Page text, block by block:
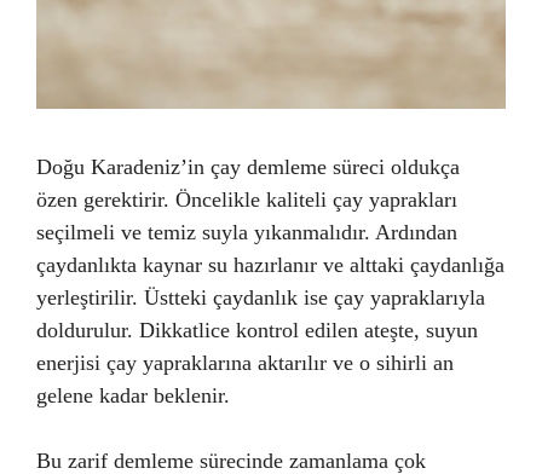
Doğu Karadeniz’in çay demleme süreci oldukça
özen gerektirir. Öncelikle kaliteli çay yaprakları
seçilmeli ve temiz suyla yıkanmalıdır. Ardından
çaydanlıkta kaynar su hazırlanır ve alttaki çaydanlığa
yerleştirilir. Üstteki çaydanlık ise çay yapraklarıyla
doldurulur. Dikkatlice kontrol edilen ateşte, suyun
enerjisi çay yapraklarına aktarılır ve o sihirli an
gelene kadar beklenir.
Bu zarif demleme sürecinde zamanlama çok